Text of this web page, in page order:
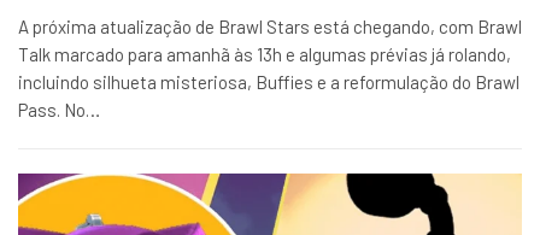
A próxima atualização de Brawl Stars está chegando, com Brawl
Talk marcado para amanhã às 13h e algumas prévias já rolando,
incluindo silhueta misteriosa, Buffies e a reformulação do Brawl
Pass. No…